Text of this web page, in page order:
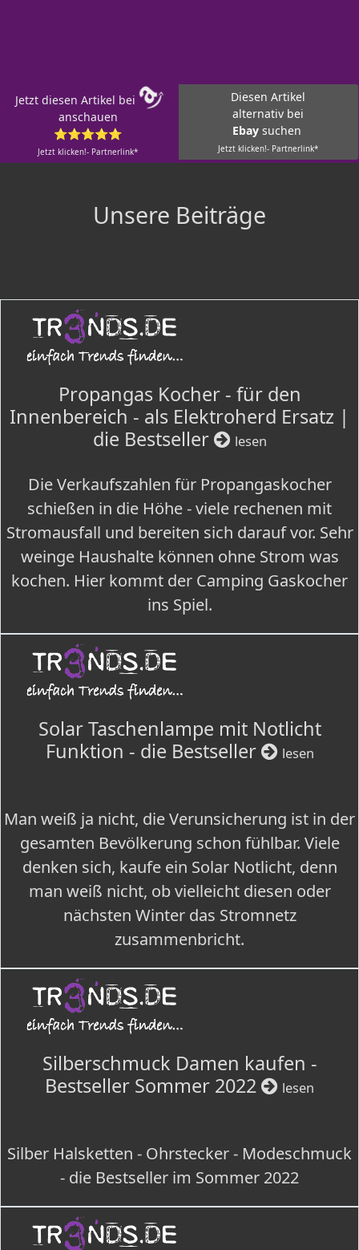
Jetzt diesen Artikel bei
anschauen
⭐⭐⭐⭐⭐
Jetzt klicken!- Partnerlink*
Diesen Artikel
alternativ bei
Ebay suchen
Jetzt klicken!- Partnerlink*
Unsere Beiträge
Propangas Kocher - für den
Innenbereich - als Elektroherd Ersatz |
die Bestseller
lesen
Die Verkaufszahlen für Propangaskocher
schießen in die Höhe - viele rechenen mit
Stromausfall und bereiten sich darauf vor. Sehr
weinge Haushalte können ohne Strom was
kochen. Hier kommt der Camping Gaskocher
ins Spiel.
Solar Taschenlampe mit Notlicht
Funktion - die Bestseller
lesen
Man weiß ja nicht, die Verunsicherung ist in der
gesamten Bevölkerung schon fühlbar. Viele
denken sich, kaufe ein Solar Notlicht, denn
man weiß nicht, ob vielleicht diesen oder
nächsten Winter das Stromnetz
zusammenbricht.
Silberschmuck Damen kaufen -
Bestseller Sommer 2022
lesen
Silber Halsketten - Ohrstecker - Modeschmuck
- die Bestseller im Sommer 2022